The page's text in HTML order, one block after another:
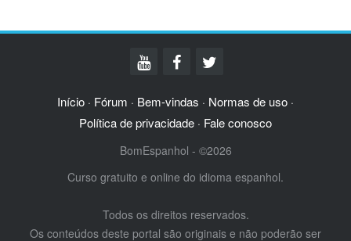
Início · Fórum · Bem-vindas · Normas de uso ·
Política de privacidade · Fale conosco
BomEspanhol - ©2026
Curso gratuito e online do idioma espanhol.
Todos os direitos reservados.
Os conteúdos deste portal são originais e não poderão ser